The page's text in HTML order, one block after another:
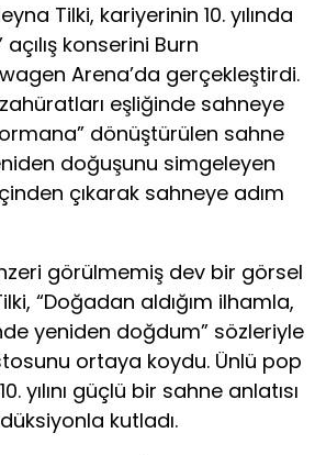
Tilki, kariyerinin 10. yılında
açılış konserini Burn
Arena’da gerçekleştirdi.
eşliğinde sahneye
ormana” dönüştürülen sahne
doğuşunu simgeleyen
çıkarak sahneye adım
görülmemiş dev bir görsel
“Doğadan aldığım ilhamla,
yeniden doğdum” sözleriyle
ortaya koydu. Ünlü pop
yılını güçlü bir sahne anlatısı
kutladı.